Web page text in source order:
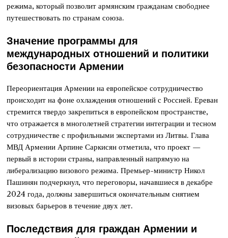
режима, который позволит армянским гражданам свободнее
путешествовать по странам союза.
Значение программы для
международных отношений и политики
безопасности Армении
Переориентация Армении на европейское сотрудничество
происходит на фоне охлаждения отношений с Россией. Ереван
стремится твердо закрепиться в европейском пространстве,
что отражается в многолетней стратегии интеграции и тесном
сотрудничестве с профильными экспертами из Литвы. Глава
МВД Армении Арпине Саркисян отметила, что проект —
первый в истории страны, направленный напрямую на
либерализацию визового режима. Премьер-министр Никол
Пашинян подчеркнул, что переговоры, начавшиеся в декабре
2024 года, должны завершиться окончательным снятием
визовых барьеров в течение двух лет.
Последствия для граждан Армении и